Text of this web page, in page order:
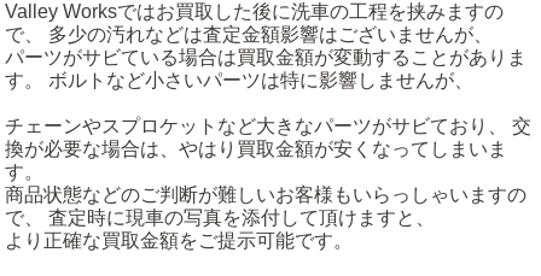
Valley Worksではお買取した後に洗車の工程を挟みますの
で、 多少の汚れなどは査定金額影響はございませんが、
パーツがサビている場合は買取金額が変動することがありま
す。 ボルトなど小さいパーツは特に影響しませんが、
チェーンやスプロケットなど大きなパーツがサビており、 交
換が必要な場合は、やはり買取金額が安くなってしまいま
す。
商品状態などのご判断が難しいお客様もいらっしゃいますの
で、 査定時に現車の写真を添付して頂けますと、
より正確な買取金額をご提示可能です。